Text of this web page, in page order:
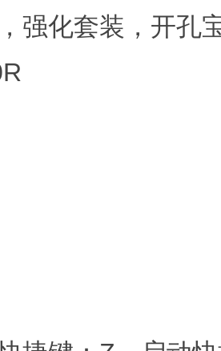
强化套装，开孔